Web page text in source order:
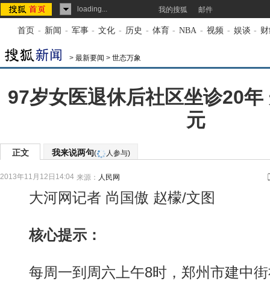
loading... 我的搜狐 邮件
首页 - 新闻 - 军事 - 文化 - 历史 - 体育 - NBA - 视频 - 娱谈 -
> 最新要闻 > 世态万象
97岁女医退休后社区坐诊20
元
正文 我来说两句( 人参与)
2013年11月12日14:04 来源： 人民网
大河网记者 尚国傲 赵檬/文图
核心提示：
每周一到周六上午8时，郑州市建中街